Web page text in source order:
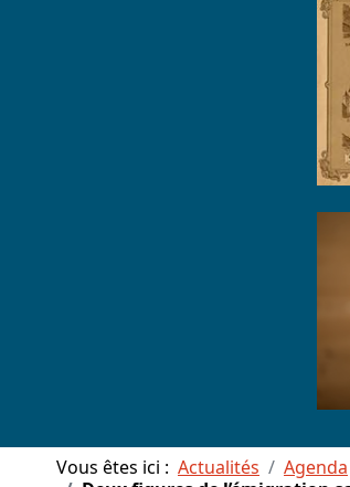
Vous êtes ici : Actualités
Agenda